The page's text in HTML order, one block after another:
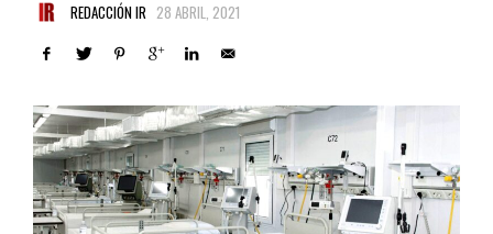
REDACCIÓN IR 28 ABRIL, 2021